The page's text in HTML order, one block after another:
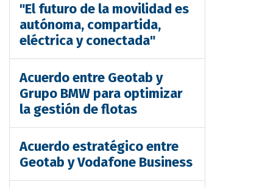
"El futuro de la movilidad es
autónoma, compartida,
eléctrica y conectada"
Acuerdo entre Geotab y
Grupo BMW para optimizar
la gestión de flotas
Acuerdo estratégico entre
Geotab y Vodafone Business